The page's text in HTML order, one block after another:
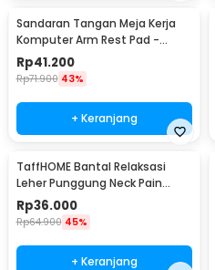
Sandaran Tangan Meja Kerja
Komputer Arm Rest Pad -
91526
Rp41.200
Rp71.900 43%
+ Keranjang
TaffHOME Bantal Relaksasi
Leher Punggung Neck Pain
Relief - HBF001
Rp36.000
Rp64.900 45%
+ Keranjang